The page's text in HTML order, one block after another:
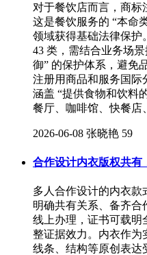
对于餐饮店而言，商标
这是餐饮服务的 “本命
领域获得基础法律保护
43 类，需结合业务场
御” 的保护体系，避免
注册用商品和服务国际
涵盖 “提供食物和饮料
餐厅、咖啡馆、快餐店
2026-06-08 张晓艳 59
合作设计内衣版权共有
多人合作设计的内衣款
明确共有关系、备齐合
线上办理，证书可载明
整证据效力。内衣作为
线条、结构等原创表达